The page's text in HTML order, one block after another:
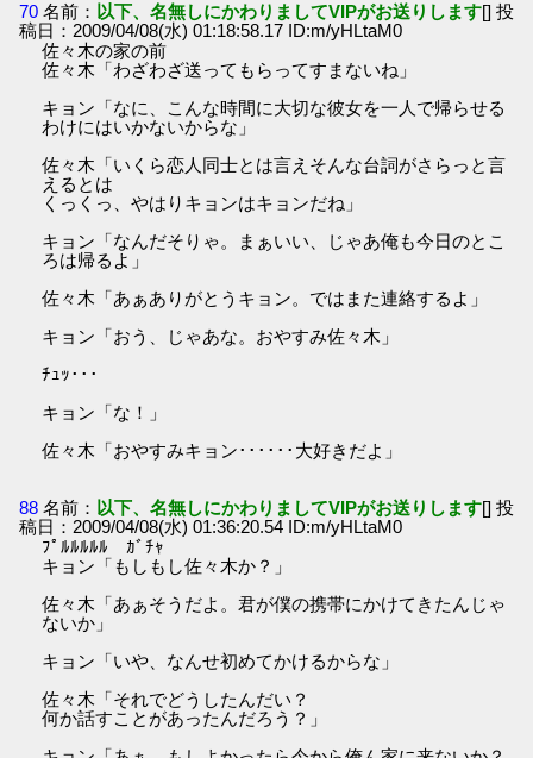
70 名前： 以下、名無しにかわりましてVIPがお送りします[] 投
稿日：2009/04/08(水) 01:18:58.17 ID:m/yHLtaM0
佐々木の家の前
佐々木「わざわざ送ってもらってすまないね」
キョン「なに、こんな時間に大切な彼女を一人で帰らせる
わけにはいかないからな」
佐々木「いくら恋人同士とは言えそんな台詞がさらっと言
えるとは
くっくっ、やはりキョンはキョンだね」
キョン「なんだそりゃ。まぁいい、じゃあ俺も今日のとこ
ろは帰るよ」
佐々木「あぁありがとうキョン。ではまた連絡するよ」
キョン「おう、じゃあな。おやすみ佐々木」
ﾁｭｯ･･･
キョン「な！」
佐々木「おやすみキョン･･････大好きだよ」
88 名前： 以下、名無しにかわりましてVIPがお送りします[] 投
稿日：2009/04/08(水) 01:36:20.54 ID:m/yHLtaM0
ﾌﾟﾙﾙﾙﾙﾙ ｶﾞﾁｬ
キョン「もしもし佐々木か？」
佐々木「あぁそうだよ。君が僕の携帯にかけてきたんじゃ
ないか」
キョン「いや、なんせ初めてかけるからな」
佐々木「それでどうしたんだい？
何か話すことがあったんだろう？」